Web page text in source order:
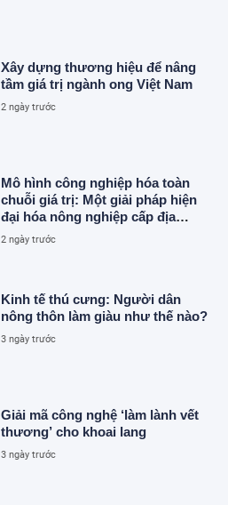
Xây dựng thương hiệu để nâng
tầm giá trị ngành ong Việt Nam
2 ngày trước
Mô hình công nghiệp hóa toàn
chuỗi giá trị: Một giải pháp hiện
đại hóa nông nghiệp cấp địa
phương tại Việt Nam
2 ngày trước
Kinh tế thú cưng: Người dân
nông thôn làm giàu như thế nào?
3 ngày trước
Giải mã công nghệ ‘làm lành vết
thương’ cho khoai lang
3 ngày trước